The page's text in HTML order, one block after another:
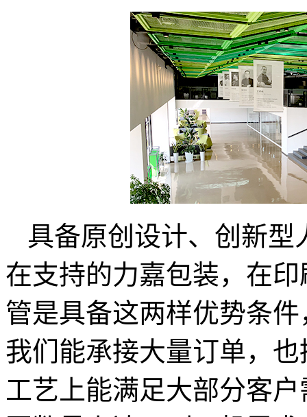
具备原创设计、创新
在支持的力嘉包装，在
管是具备这两样优势条
我们能承接大量订单，
工艺上能满足大部分客